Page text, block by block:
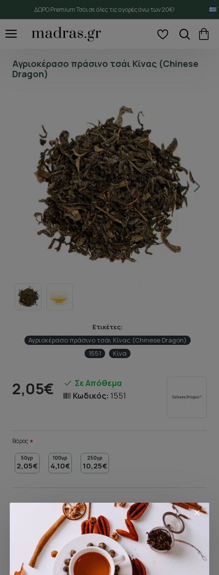
ΔΩΡΟ Premium Τσάι σε όλες τις αγορές άνω των 20€!
Αγριοκέρασο πράσινο τσάι Κίνας (Chinese
Dragon)
Ετικέτες:
Αγριοκέρασο πράσινο τσάι Κίνας (Chinese Dragon)
1551
Κίνα
2,05€
Σε Απόθεμα
Κωδικός: 1551
Βάρος
50γρ
2,05€
100γρ
4,10€
250γρ
10,25€
Περιγραφή
Πράσινο τσάι Κίνας με γεύση αγριοκέρασο.